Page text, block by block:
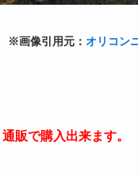
※画像引用元： オリコン
販で購入出来ます。